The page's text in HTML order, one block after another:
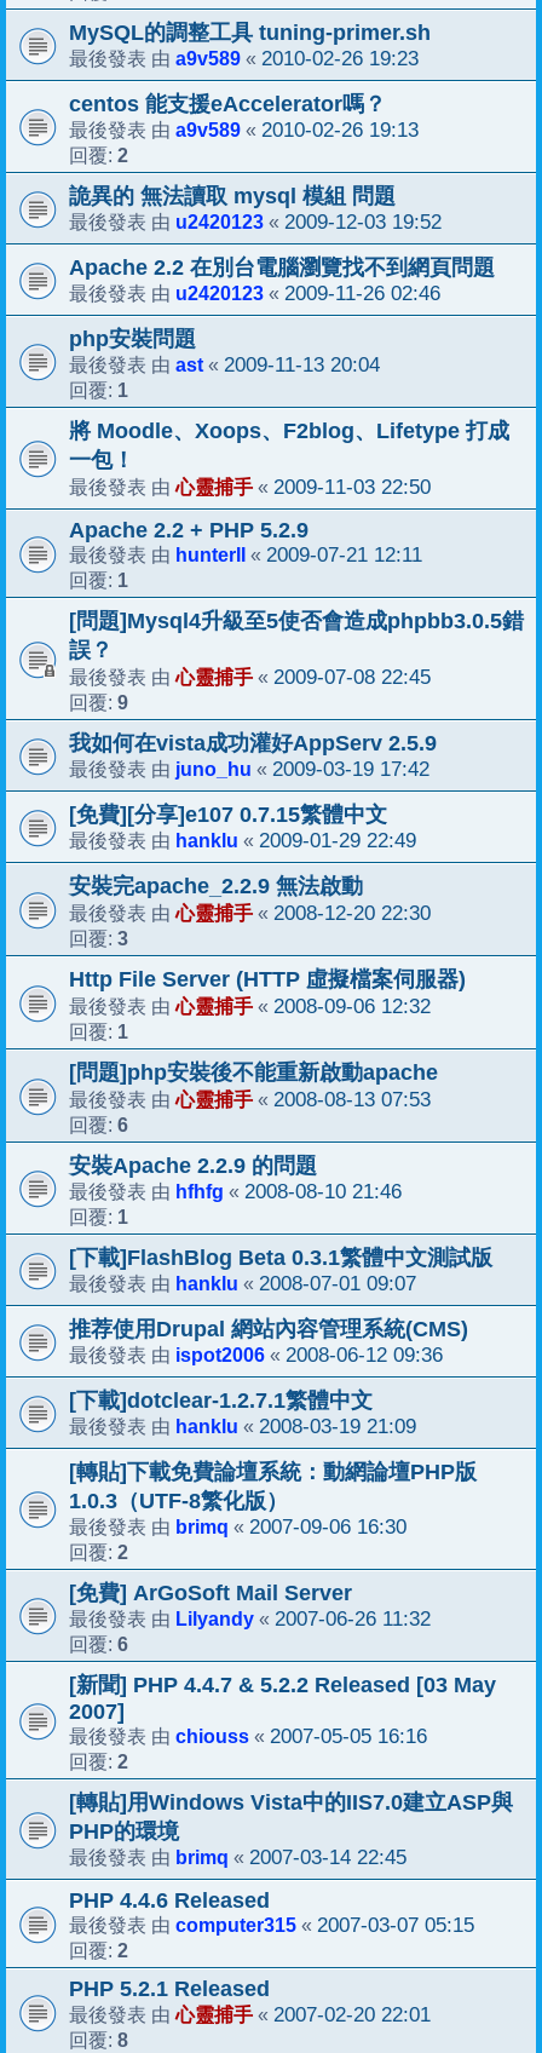
MySQL的調整工具 tuning-primer.sh
最後發表 由 a9v589 « 2010-02-26 19:23
centos 能支援eAccelerator嗎？
最後發表 由 a9v589 « 2010-02-26 19:13
回覆: 2
詭異的 無法讀取 mysql 模組 問題
最後發表 由 u2420123 « 2009-12-03 19:52
Apache 2.2 在別台電腦瀏覽找不到網頁問題
最後發表 由 u2420123 « 2009-11-26 02:46
php安裝問題
最後發表 由 ast « 2009-11-13 20:04
回覆: 1
將 Moodle、Xoops、F2blog、Lifetype 打成
一包！
最後發表 由心靈捕手 « 2009-11-03 22:50
Apache 2.2 + PHP 5.2.9
最後發表 由 hunterII « 2009-07-21 12:11
回覆: 1
[問題]Mysql4升級至5使否會造成phpbb3.0.5錯
誤？
最後發表 由心靈捕手 « 2009-07-08 22:45
回覆: 9
我如何在vista成功灌好AppServ 2.5.9
最後發表 由 juno_hu « 2009-03-19 17:42
[免費][分享]e107 0.7.15繁體中文
最後發表 由 hanklu « 2009-01-29 22:49
安裝完apache_2.2.9 無法啟動
最後發表 由心靈捕手 « 2008-12-20 22:30
回覆: 3
Http File Server (HTTP 虛擬檔案伺服器)
最後發表 由心靈捕手 « 2008-09-06 12:32
回覆: 1
[問題]php安裝後不能重新啟動apache
最後發表 由心靈捕手 « 2008-08-13 07:53
回覆: 6
安裝Apache 2.2.9 的問題
最後發表 由 hfhfg « 2008-08-10 21:46
回覆: 1
[下載]FlashBlog Beta 0.3.1繁體中文測試版
最後發表 由 hanklu « 2008-07-01 09:07
推荐使用Drupal 網站內容管理系統(CMS)
最後發表 由 ispot2006 « 2008-06-12 09:36
[下載]dotclear-1.2.7.1繁體中文
最後發表 由 hanklu « 2008-03-19 21:09
[轉貼]下載免費論壇系統：動網論壇PHP版
1.0.3（UTF-8繁化版）
最後發表 由 brimq « 2007-09-06 16:30
回覆: 2
[免費] ArGoSoft Mail Server
最後發表 由 Lilyandy « 2007-06-26 11:32
回覆: 6
[新聞] PHP 4.4.7 & 5.2.2 Released [03 May
2007]
最後發表 由 chiouss « 2007-05-05 16:16
回覆: 2
[轉貼]用Windows Vista中的IIS7.0建立ASP與
PHP的環境
最後發表 由 brimq « 2007-03-14 22:45
PHP 4.4.6 Released
最後發表 由 computer315 « 2007-03-07 05:15
回覆: 2
PHP 5.2.1 Released
最後發表 由心靈捕手 « 2007-02-20 22:01
回覆: 8